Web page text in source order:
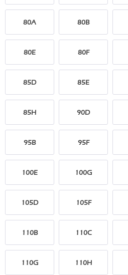
80A 80B
80E 80F
85D 85E
85H 90D
95B 95F
100E 100G
105D 105F
110B 110C
110G 110H